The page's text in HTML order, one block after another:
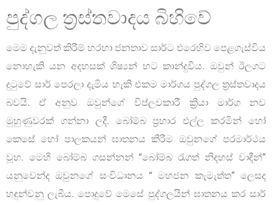
පුද්ගල ත්‍රස්තවාදය බිහිවේ
මෙම දැනුවත් කිරීම් හරහා ජනතාව සාර්ට එරෙහිව පෙළගැස්විය
නොහැකි යන අදහසක් ශිෂ්‍යන් හට කාන්දුවිය. ඔවුන් ඊලගට
දුටුවේ සාර් පෙරලා දැමිය හැකි එකම මාර්ගය පුද්ගල ත්‍රස්තවාදය
බවයි. ඒ අනුව ඔවුන්ගේ විප්ලවකාරී ක්‍රියා මාර්ග නව
මුහුණුවරක් ගන්නා ලදී. බෝම්බ ප්‍රහාර එල්ල කරමින් හෝ
කෙසේ හෝ පාලකයන් ඝාතනය කිරීම ඔවුනගේ පරමාර්ථය
වූහ. මෙහි බෝම්බ ගසන්නන් “බෝම්බ රැගත් නිදහස් වාදීන්”
යනුවෙන්ද ඔවුනගේ සංවිධානය “ මහජන කැමැත්ත” ලෙසද
හඳුන්වනු ලැබීය. පොදුවේ මෙසේ පුද්ගලයින් ඝාතනය කර සාර්